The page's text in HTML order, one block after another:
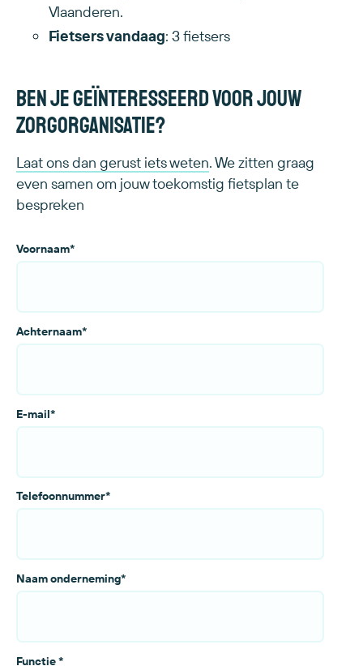
Vlaanderen.
Fietsers vandaag: 3 fietsers
Ben je geïnteresseerd voor jouw
zorgorganisatie?
Laat ons dan gerust iets weten. We zitten graag
even samen om jouw toekomstig fietsplan te
bespreken
Voornaam*
Achternaam*
E-mail*
Telefoonnummer*
Naam onderneming*
Functie*